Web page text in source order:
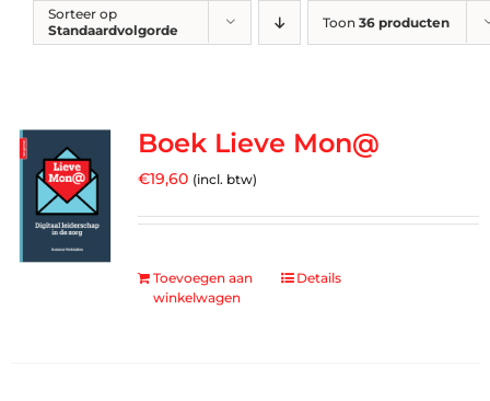
Sorteer op
Standaardvolgorde
Toon 36 producten
Boek Lieve Mon@
€19,60 (incl. btw)
Toevoegen aan
winkelwagen
Details